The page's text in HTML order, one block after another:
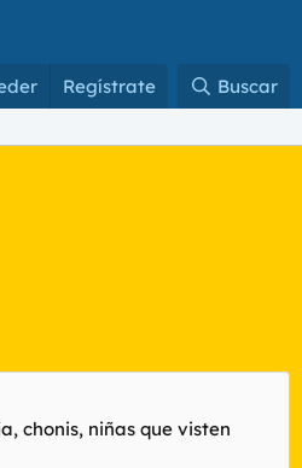
Regístrate Buscar
chonis, niñas que visten